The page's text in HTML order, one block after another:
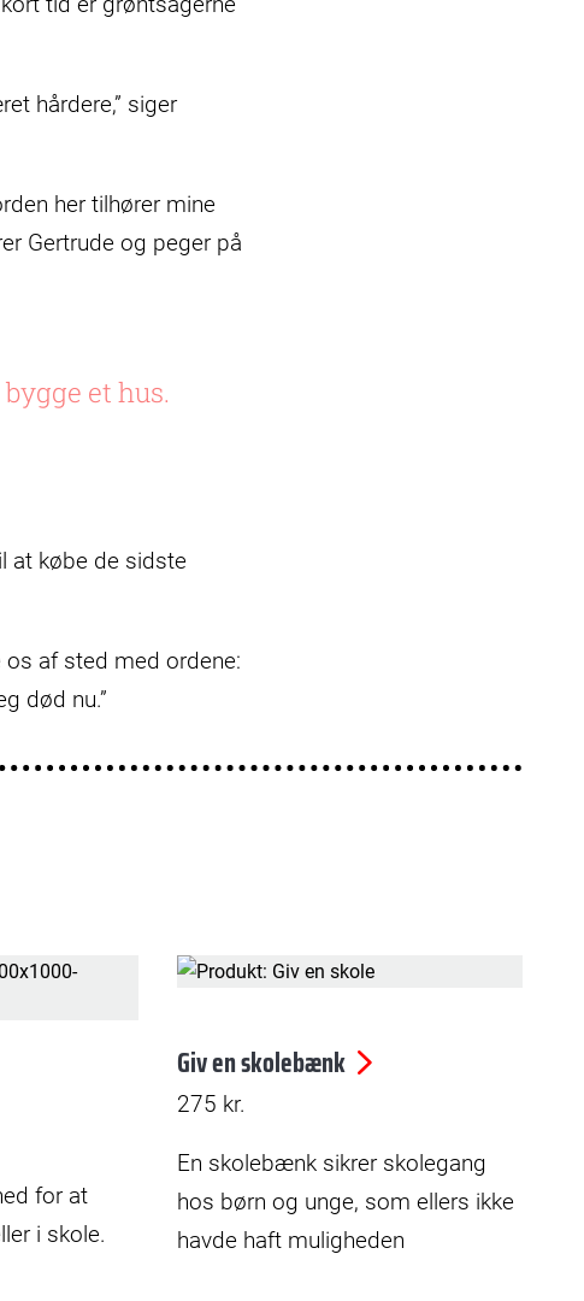
hårdere,” siger
her tilhører mine
Gertrude og peger på
et hus.
at købe de sidste
af sted med ordene:
død nu.”
for at
i skole.
Giv en skolebænk
275 kr.
En skolebænk sikrer skolegang
hos børn og unge, som ellers ikke
havde haft muligheden